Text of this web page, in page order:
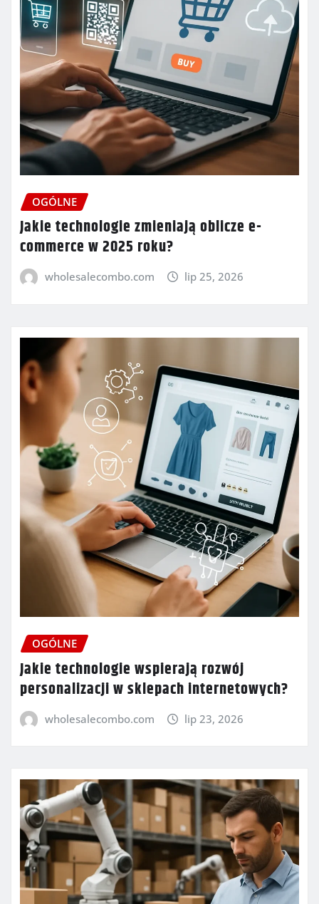
OGÓLNE
Jakie technologie zmieniają oblicze e-
commerce w 2025 roku?
wholesalecombo.com lip 25, 2026
OGÓLNE
Jakie technologie wspierają rozwój
personalizacji w sklepach internetowych?
wholesalecombo.com lip 23, 2026